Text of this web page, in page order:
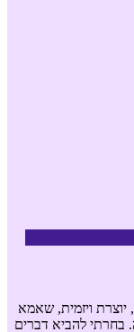
יוצרת ויזמית, שאמא
בחרתי להביא דברים